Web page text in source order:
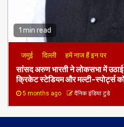
1 min read
जमुई दिल्ली हमें नाज हैं इन पर
​सांसद अरुण भारती ने लोकसभा में
क्रिकेट स्टेडियम और मल्टी-स्पोर्ट्स
5 months ago दैनिक इंडिया टुडे